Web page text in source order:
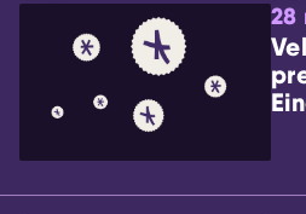
28